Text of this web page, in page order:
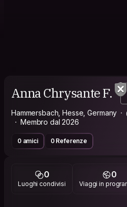
Anna Chrysante F.
Hammersbach, Hesse, Germany
Membro dal 2026
0 amici 0 Referenze
0
Luoghi condivisi
0
Viaggi in